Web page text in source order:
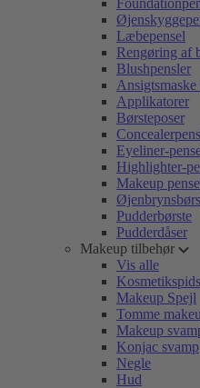
Læbepensel
Rengøring af
Blushpensler
Ansigtsmaske
Applikatorer
Børsteposer
Eyeliner-
Highlighter-
Makeup
Pudderbørste
Pudderdåser
Makeup tilbehør
Vis alle
Makeup Spejl
Tomme
Makeup
Konjac svamp
Negle
Hud